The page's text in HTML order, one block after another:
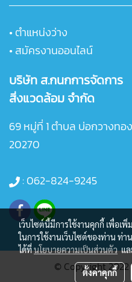
• ตำแหน่งว่าง
• สมัครงานออนไลน์
บริษัท ส.กนกการจัดการ
สิ่งแวดล้อม จำกัด
69 หมู่ที่ 1 ตำบล บ่อกวางท
20270
:062-824-9245
© Copyright 2022
เว็บไซต์นี้มีการใช้งานคุกกี้ เพื่อ
ในการใช้งานเว็บไซต์ของท่าน ท่
ได้ที่นโยบายความเป็นส่วนตัวแ
ตั้งค่าคุกกี้